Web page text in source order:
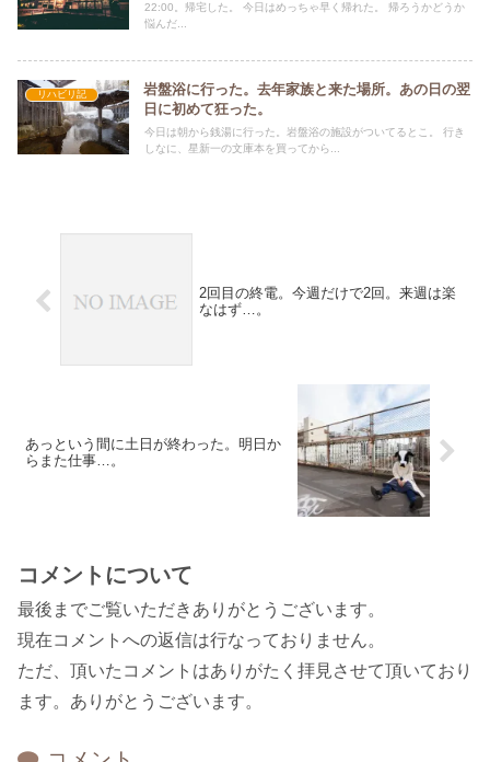
22:00。帰宅した。 今日はめっちゃ早く帰れた。 帰ろうかどうか
悩んだ...
リハビリ記
岩盤浴に行った。去年家族と来た場所。あの日の翌
日に初めて狂った。
今日は朝から銭湯に行った。岩盤浴の施設がついてるとこ。 行き
しなに、星新一の文庫本を買ってから...
2回目の終電。今週だけで2回。来週は楽
なはず…。
あっという間に土日が終わった。明日か
らまた仕事…。
コメントについて
最後までご覧いただきありがとうございます。
現在コメントへの返信は行なっておりません。
ただ、頂いたコメントはありがたく拝見させて頂いており
ます。ありがとうございます。